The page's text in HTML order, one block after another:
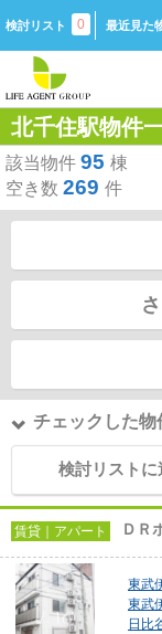
検討リスト 0 最近見た
北千住駅物件
該当物件 95 棟
空き数 269 件
チェックした物
検討リストに
賃貸｜アパート ＤＲ
東武
東武
日比